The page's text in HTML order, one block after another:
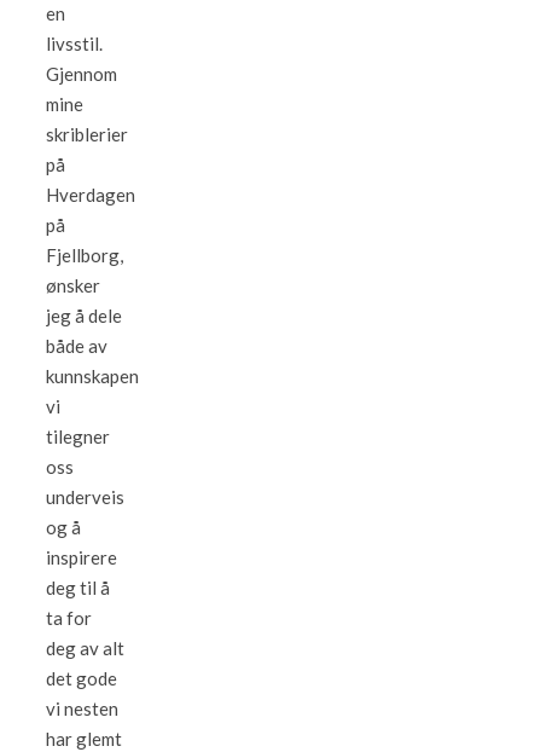
en
livsstil.
Gjennom
mine
skriblerier
på
Hverdagen
på
Fjellborg,
ønsker
jeg å dele
både av
kunnskapen
vi
tilegner
oss
underveis
og å
inspirere
deg til å
ta for
deg av alt
det gode
vi nesten
har glemt